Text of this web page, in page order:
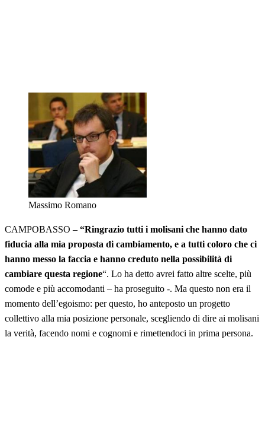
Massimo Romano
CAMPOBASSO – “Ringrazio tutti i molisani che hanno dato
fiducia alla mia proposta di cambiamento, e a tutti coloro che ci
hanno messo la faccia e hanno creduto nella possibilità di
cambiare questa regione“. Lo ha detto avrei fatto altre scelte, più
comode e più accomodanti – ha proseguito -. Ma questo non era il
momento dell’egoismo: per questo, ho anteposto un progetto
collettivo alla mia posizione personale, scegliendo di dire ai molisani
la verità, facendo nomi e cognomi e rimettendoci in prima persona.